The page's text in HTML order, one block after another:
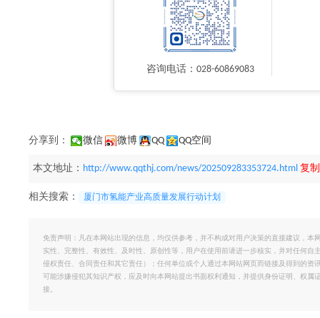
咨询电话：028-60869083
分享到： 微信 微博 QQ QQ空间
本文地址： http://www.qqthj.com/news/202509283353724.html 复
相关搜索： 厦门市氢能产业高质量发展行动计划
免责声明：凡在本网站出现的信息，均仅供参考，并不构成对用户决策的直接建议，
实性、完整性、有效性、及时性、原创性等，用户在使用前请进一步核实，并对任何
侵权责任、合同责任和其它责任）；任何单位或个人通过本网站网页而链接及得到的
可能涉嫌侵犯其知识产权，应及时向本网站提出书面权利通知，并提供身份证明、权
接。